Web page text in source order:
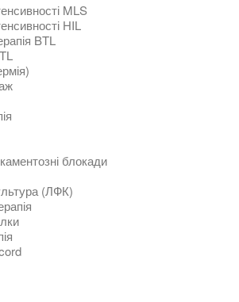
MLS
HIL
BTL
блокади
(ЛФК)